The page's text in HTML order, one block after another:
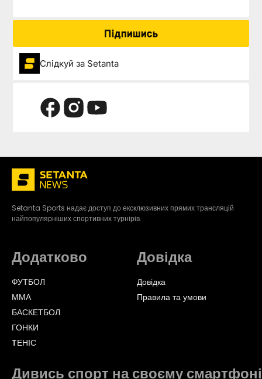
Підпишись
Слідкуй за Setanta
Setanta Sports надає доступ до ексклюзивних прямих трансляцій
найпопулярніших спортивних турнірів.
Додатково
ФУТБОЛ
ММА
БАСКЕТБОЛ
ГОНКИ
TЕНІС
Довідка
Довідка
Правила та умови
Дивись спорт на своєму смартфоні